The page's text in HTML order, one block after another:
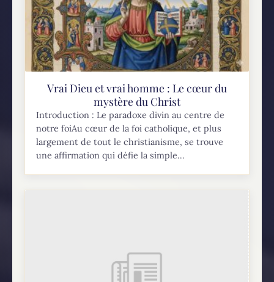
Vrai Dieu et vrai homme : Le cœur du
mystère du Christ
Introduction : Le paradoxe divin au centre de
notre foiAu cœur de la foi catholique, et plus
largement de tout le christianisme, se trouve
une affirmation qui défie la simple...